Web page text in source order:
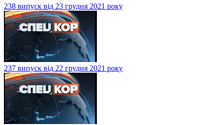
238 випуск від 23 грудня 2021 року
237 випуск від 22 грудня 2021 року